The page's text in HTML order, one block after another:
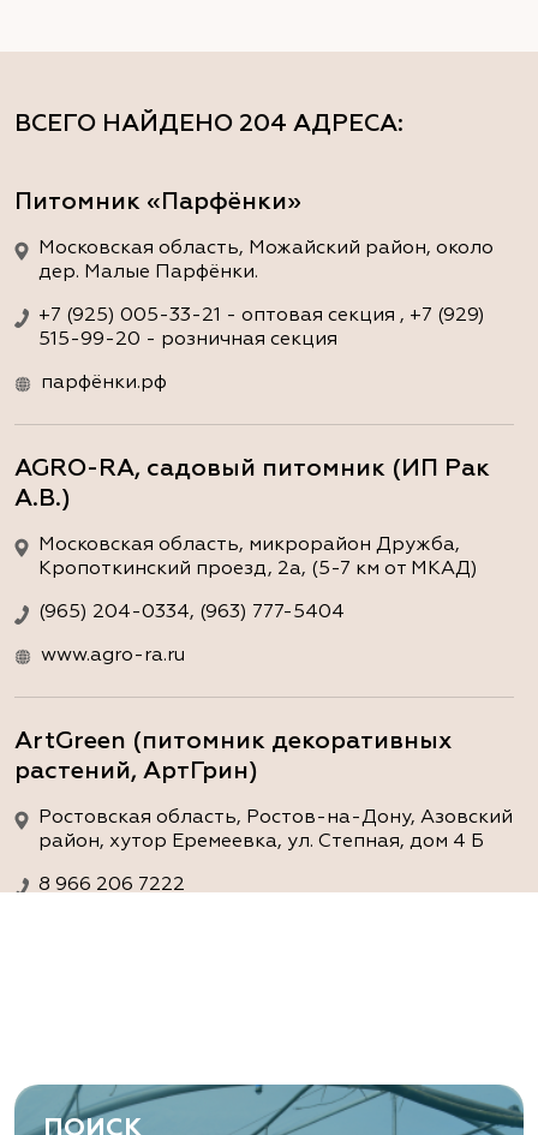
ВСЕГО НАЙДЕНО 204 АДРЕСА:
Питомник «Парфёнки»
Московская область, Можайский район, около
дер. Малые Парфёнки.
+7 (925) 005-33-21 - оптовая секция , +7 (929)
515-99-20 - розничная секция
парфёнки.рф
AGRO-RA, садовый питомник (ИП Рак
А.В.)
Московская область, микрорайон Дружба,
Кропоткинский проезд, 2а, (5-7 км от МКАД)
(965) 204-0334, (963) 777-5404
www.agro-ra.ru
ArtGreen (питомник декоративных
растений, АртГрин)
Ростовская область, Ростов-на-Дону, Азовский
район, хутор Еремеевка, ул. Степная, дом 4 Б
8 966 206 7222
Ростовская область, Ростов-на-Дону,
Левобережная ул, дом № 37
ПОИСК